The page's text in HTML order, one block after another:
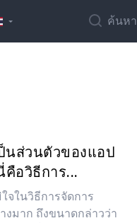
ค้นหา
นส่วนตัวของแอป
คือวิธีการ...
จในวิธีการจัดการ
งมาก ถึงขนาดกล่าวว่า